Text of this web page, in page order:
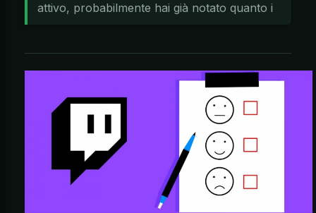
attivo, probabilmente hai già notato quanto i